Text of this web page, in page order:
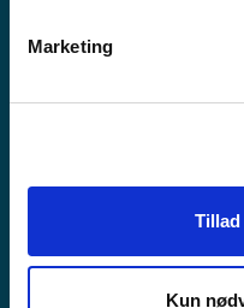
Marketing
Tillad
Kun